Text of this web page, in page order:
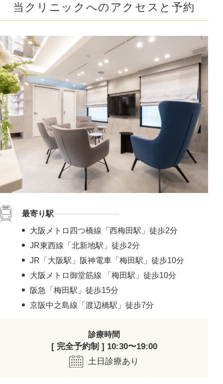
当クリニックへのアクセスと予約
最寄り駅
大阪メトロ四つ橋線「西梅田駅」徒歩2分
JR東西線「北新地駅」徒歩2分
JR「大阪駅」阪神電車「梅田駅」徒歩10分
大阪メトロ御堂筋線 「梅田駅」徒歩10分
阪急「梅田駅」徒歩15分
京阪中之島線「渡辺橋駅」徒歩7分
診療時間
[ 完全予約制 ] 10:30〜19:00
土日診療あり